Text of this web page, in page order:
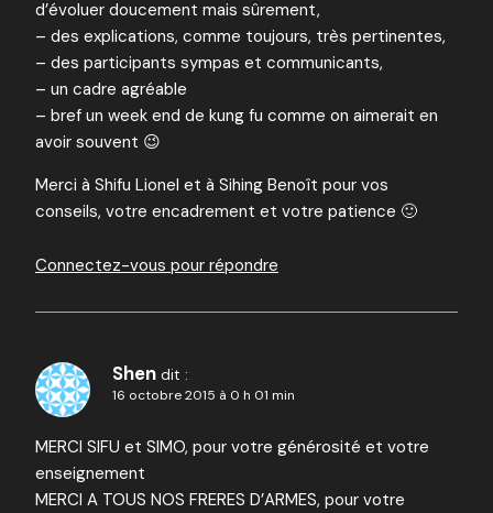
d’évoluer doucement mais sûrement,
– des explications, comme toujours, très pertinentes,
– des participants sympas et communicants,
– un cadre agréable
– bref un week end de kung fu comme on aimerait en
avoir souvent 😉
Merci à Shifu Lionel et à Sihing Benoît pour vos
conseils, votre encadrement et votre patience 🙂
Connectez-vous pour répondre
Shen dit :
16 octobre 2015 à 0 h 01 min
MERCI SIFU et SIMO, pour votre générosité et votre
enseignement
MERCI A TOUS NOS FRERES D’ARMES, pour votre